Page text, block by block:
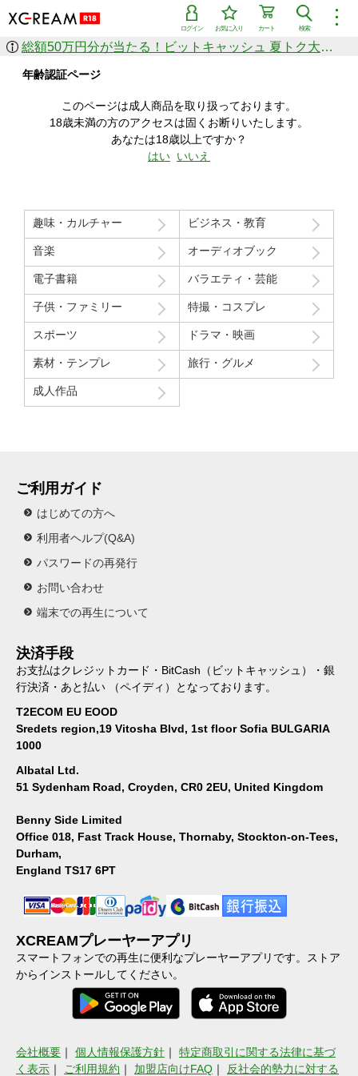
︙
検索
カート
お気に入り
ログイン
作品を探す
ジャンル
シリーズ
人気のセール中商品
新着セール中商品
すべての作品から探す
価格の安い順
価格の高い順
月間ランキング
年間ランキング
総額50万円分が当たる！ビットキャッシュ 夏トク大感謝祭
年齢認証ページ
このページは成人商品を取り扱っております。
18歳未満の方のアクセスは固くお断りいたします。
あなたは18歳以上ですか？
はい いいえ
趣味・カルチャー ビジネス・教育
音楽 オーディオブック
電子書籍 バラエティ・芸能
子供・ファミリー 特撮・コスプレ
スポーツ ドラマ・映画
素材・テンプレ 旅行・グルメ
成人作品
ご利用ガイド
はじめての方へ
利用者ヘルプ(Q&A)
パスワードの再発行
お問い合わせ
端末での再生について
決済手段
お支払はクレジットカード・BitCash（ビットキャッシュ）・銀
行決済・あと払い （ペイディ）となっております。
T2ECOM EU EOOD
Sredets region,19 Vitosha Blvd, 1st floor Sofia BULGARIA
1000
Albatal Ltd.
51 Sydenham Road, Croyden, CR0 2EU, United Kingdom
Benny Side Limited
Office 018, Fast Track House, Thornaby, Stockton-on-Tees,
Durham,
England TS17 6PT
XCREAMプレーヤーアプリ
スマートフォンでの再生に便利なプレーヤーアプリです。ストア
からインストールしてください。
会社概要 ｜ 個人情報保護方針 ｜ 特定商取引に関する法律に基づ
く表示 ｜ ご利用規約 ｜ 加盟店向けFAQ ｜ 反社会的勢力に対する